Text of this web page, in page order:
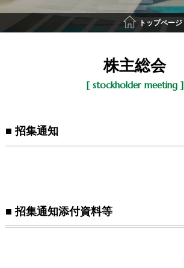
072-274-0007
IR情報
トップページ
株主総会
[ stockholder meeting ]
■ 招集通知
■ 招集通知添付資料等